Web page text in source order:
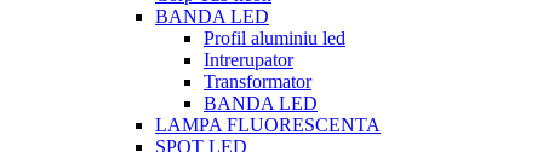
BANDA LED
Profil aluminiu led
Intrerupator
Transformator
BANDA LED
LAMPA FLUORESCENTA
SPOT LED